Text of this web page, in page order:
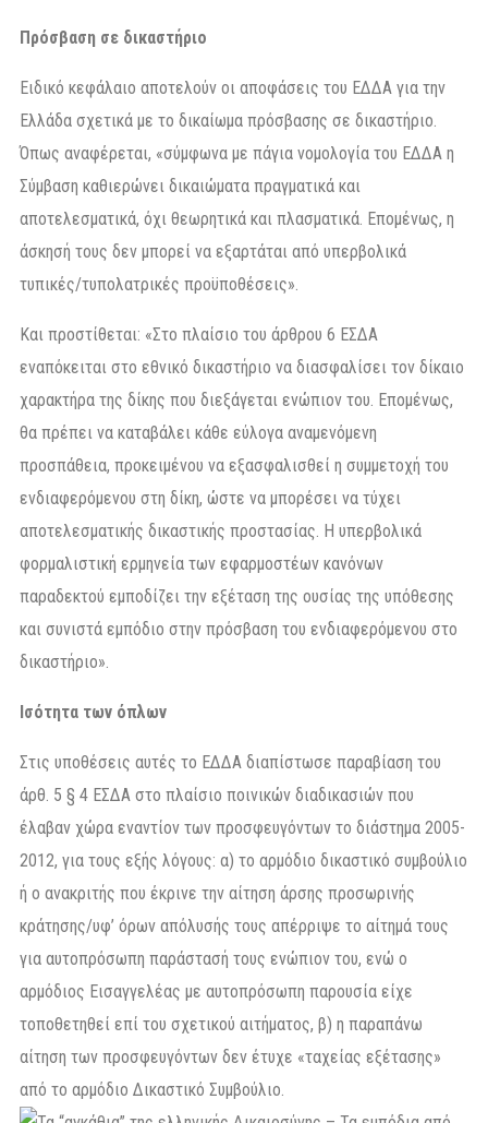
Πρόσβαση σε δικαστήριο
Ειδικό κεφάλαιο αποτελούν οι αποφάσεις του ΕΔΔΑ για την
Ελλάδα σχετικά με το δικαίωμα πρόσβασης σε δικαστήριο.
Όπως αναφέρεται, «σύμφωνα με πάγια νομολογία του ΕΔΔΑ η
Σύμβαση καθιερώνει δικαιώματα πραγματικά και
αποτελεσματικά, όχι θεωρητικά και πλασματικά. Επομένως, η
άσκησή τους δεν μπορεί να εξαρτάται από υπερβολικά
τυπικές/τυπολατρικές προϋποθέσεις».
Και προστίθεται: «Στο πλαίσιο του άρθρου 6 ΕΣΔΑ
εναπόκειται στο εθνικό δικαστήριο να διασφαλίσει τον δίκαιο
χαρακτήρα της δίκης που διεξάγεται ενώπιον του. Επομένως,
θα πρέπει να καταβάλει κάθε εύλογα αναμενόμενη
προσπάθεια, προκειμένου να εξασφαλισθεί η συμμετοχή του
ενδιαφερόμενου στη δίκη, ώστε να μπορέσει να τύχει
αποτελεσματικής δικαστικής προστασίας. Η υπερβολικά
φορμαλιστική ερμηνεία των εφαρμοστέων κανόνων
παραδεκτού εμποδίζει την εξέταση της ουσίας της υπόθεσης
και συνιστά εμπόδιο στην πρόσβαση του ενδιαφερόμενου στο
δικαστήριο».
Ισότητα των όπλων
Στις υποθέσεις αυτές το ΕΔΔΑ διαπίστωσε παραβίαση του
άρθ. 5 § 4 ΕΣΔΑ στο πλαίσιο ποινικών διαδικασιών που
έλαβαν χώρα εναντίον των προσφευγόντων το διάστημα 2005-
2012, για τους εξής λόγους: α) το αρμόδιο δικαστικό συμβούλιο
ή ο ανακριτής που έκρινε την αίτηση άρσης προσωρινής
κράτησης/υφ’ όρων απόλυσής τους απέρριψε το αίτημά τους
για αυτοπρόσωπη παράστασή τους ενώπιον του, ενώ ο
αρμόδιος Εισαγγελέας με αυτοπρόσωπη παρουσία είχε
τοποθετηθεί επί του σχετικού αιτήματος, β) η παραπάνω
αίτηση των προσφευγόντων δεν έτυχε «ταχείας εξέτασης»
από το αρμόδιο Δικαστικό Συμβούλιο.